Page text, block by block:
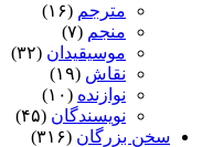
مترجم (۱۶)
منجم (۷)
موسیقیدان (۳۲)
نقاش (۱۹)
نوازنده (۱۰)
نویسندگان (۴۵)
سخن بزرگان (۳۱۶)